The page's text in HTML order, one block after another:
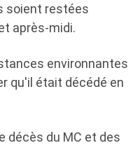
soient restées
après-midi.
environnantes
qu'il était décédé en
décès du MC et des